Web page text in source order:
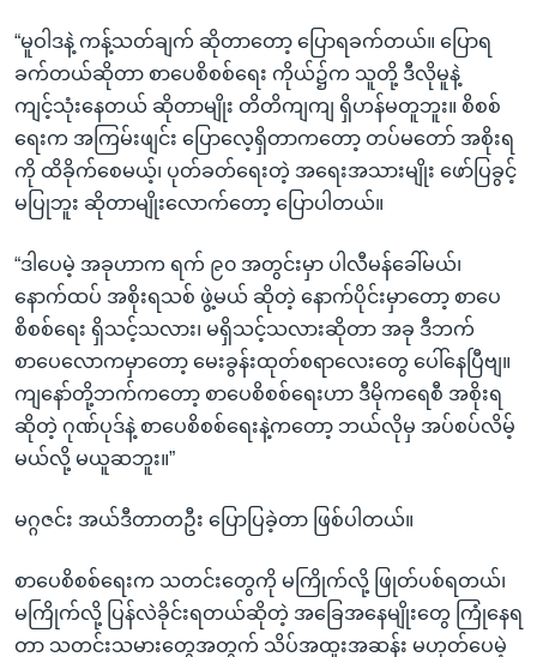
“မူဝါဒနဲ့ ကန့်သတ်ချက် ဆိုတာတော့ ပြောရခက်တယ်။ ပြောရ
ခက်တယ်ဆိုတာ စာပေစိစစ်ရေး ကိုယ်၌က သူတို့ ဒီလိုမူနဲ့
ကျင့်သုံးနေတယ် ဆိုတာမျိုး တိတိကျကျ ရှိဟန်မတူဘူး။ စိစစ်
ရေးက အကြမ်းဖျင်း ပြောလေ့ရှိတာကတော့ တပ်မတော် အစိုးရ
ကို ထိခိုက်စေမယ့်၊ ပုတ်ခတ်ရေးတဲ့ အရေးအသားမျိုး ဖော်ပြခွင့်
မပြုဘူး ဆိုတာမျိုးလောက်တော့ ပြောပါတယ်။
“ဒါပေမဲ့ အခုဟာက ရက် ၉၀ အတွင်းမှာ ပါလီမန်ခေါ်မယ်၊
နောက်ထပ် အစိုးရသစ် ဖွဲ့မယ် ဆိုတဲ့ နောက်ပိုင်းမှာတော့ စာပေ
စိစစ်ရေး ရှိသင့်သလား၊ မရှိသင့်သလားဆိုတာ အခု ဒီဘက်
စာပေလောကမှာတော့ မေးခွန်းထုတ်စရာလေးတွေ ပေါ်နေပြီဗျ။
ကျနော်တို့ဘက်ကတော့ စာပေစိစစ်ရေးဟာ ဒီမိုကရေစီ အစိုးရ
ဆိုတဲ့ ဂုဏ်ပုဒ်နဲ့ စာပေစိစစ်ရေးနဲ့ကတော့ ဘယ်လိုမှ အပ်စပ်လိမ့်
မယ်လို့ မယူဆဘူး။”
မဂ္ဂဇင်း အယ်ဒီတာတဦး ပြောပြခဲ့တာ ဖြစ်ပါတယ်။
စာပေစိစစ်ရေးက သတင်းတွေကို မကြိုက်လို့ ဖြုတ်ပစ်ရတယ်၊
မကြိုက်လို့ ပြန်လဲခိုင်းရတယ်ဆိုတဲ့ အခြေအနေမျိုးတွေ ကြုံနေရ
တာ သတင်းသမားတွေအတွက် သိပ်အထူးအဆန်း မဟုတ်ပေမဲ့